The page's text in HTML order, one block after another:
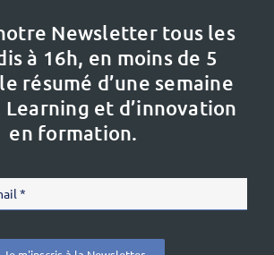
Newsletter tous les
à 16h, en moins de 5
résumé d’une semaine
et d’innovation
en formation.